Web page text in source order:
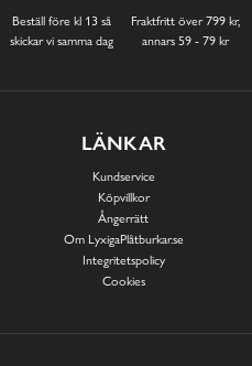
Beställ före kl 13 så
skickar vi samma dag
Fraktfritt över 799 kr,
annars 59 - 79 kr
LÄNKAR
Kundservice
Köpvillkor
Ångerrätt
Om LyxigaPlåtburkar.se
Integritetspolicy
Cookies